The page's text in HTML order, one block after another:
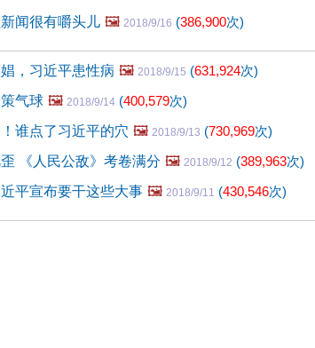
闻很有嚼头儿 🖼️ 2018/9/16 (386,900次)
，习近平患性病 🖼️ 2018/9/15 (631,924次)
气球 🖼️ 2018/9/14 (400,579次)
谁点了习近平的穴 🖼️ 2018/9/13 (730,969次)
《人民公敌》考卷满分 🖼️ 2018/9/12 (389,963次)
平宣布要干这些大事 🖼️ 2018/9/11 (430,546次)